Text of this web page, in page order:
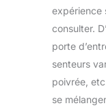
expérience
consulter.
porte
senteurs
poivrée,
se